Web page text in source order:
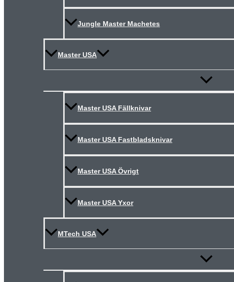
Jungle Master Machetes
Master USA
Slå
meny
Master USA Fällknivar
Master USA Fastbladsknivar
Master USA Övrigt
Master USA Yxor
MTech USA
Slå
meny